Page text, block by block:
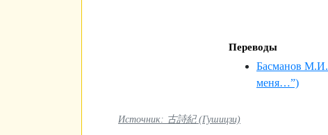
Переводы
Басманов М.И.
меня…”)
Источник: 古詩紀 (Гушицзи)